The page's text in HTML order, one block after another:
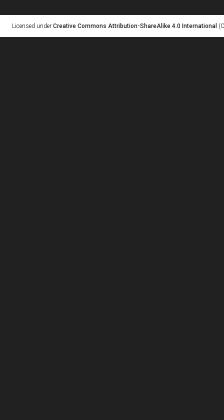
Licensed under Creative Commons Attribution-ShareAlike 4.0 International